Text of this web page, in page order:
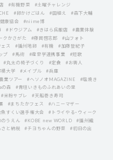
#有機野菜
#土曜チャレンジ
#卵かけごはん #田植え
#森下大輔
康協会
#niime博
#ドウジアム #きはら呉服店
#農業体験
クかさがた #藤岡啓志郎
#山フォト
ス #播州地卵 #有機
#加藤登紀子
プ #馬術 #産官学連携事業
#短歌
#丸太の椅子づくり #定食
#お祷人
橘大学 #メイプル
#兵庫
業ツアー #ヘソノオMAGAZINE
#塩焼き
の森
#青垣いきものふれあいの里
#米粉サブレ
#天船巻き寿司
#まちたかフェス
#ハニーマザー
魚すくい選手権大会
#トライやる・ウィーク
のうえん #KOBE new WORLD
#播州織
さと納税 #チヨちゃんの野菜 #初日の出